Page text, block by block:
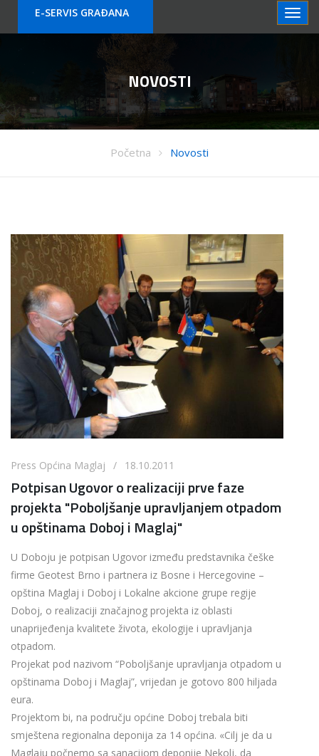
E-SERVIS GRAÐANA
NOVOSTI
Početna Novosti
Press Općina Maglaj / 18.10.2011
Potpisan Ugovor o realizaciji prve faze
projekta "Poboljšanje upravljanjem otpadom
u opštinama Doboj i Maglaj"
U Doboju je potpisan Ugovor između predstavnika češke
firme Geotest Brno i partnera iz Bosne i Hercegovine –
opština Maglaj i Doboj i Lokalne akcione grupe regije
Doboj, o realizaciji značajnog projekta iz oblasti
unaprijeđenja kvalitete života, ekologije i upravljanja
otpadom.
Projekat pod nazivom “Poboljšanje upravljanja otpadom u
opštinama Doboj i Maglaj”, vrijedan je gotovo 800 hiljada
eura.
Projektom bi, na području općine Doboj trebala biti
smještena regionalna deponija za 14 općina. «Cilj je da u
Maglaju počnemo sa sanacijom deponije Nekolj, da